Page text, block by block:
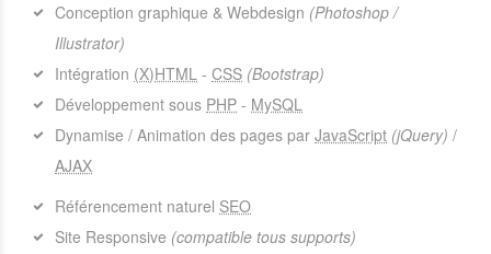
Conception graphique & Webdesign (Photoshop /
Illustrator)
Intégration (X)HTML - CSS (Bootstrap)
Développement sous PHP - MySQL
Dynamise / Animation des pages par JavaScript (jQuery) /
AJAX
Référencement naturel SEO
Site Responsive (compatible tous supports)